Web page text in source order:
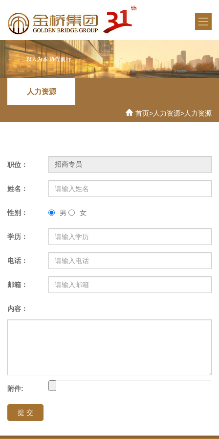
人力资源
首页>人力资源>人力资源
职位：
姓名：
性别： 男 女
学历：
电话：
邮箱：
内容：
附件:
提 交